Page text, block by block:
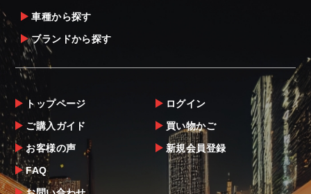
車種から探す
ブランドから探す
トップページ
ご購入ガイド
お客様の声
FAQ
ログイン
買い物かご
新規会員登録